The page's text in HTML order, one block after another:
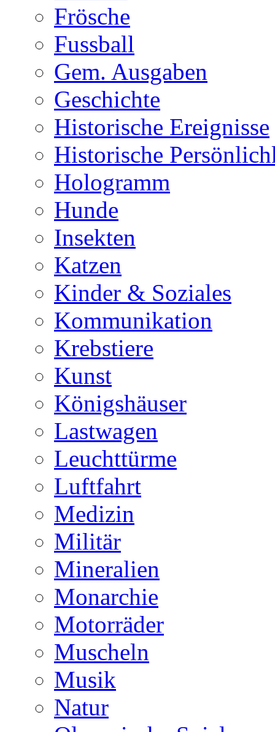
Frösche
Fussball
Gem. Ausgaben
Geschichte
Historische Ereignisse
Historische
Hologramm
Hunde
Insekten
Katzen
Kinder & Soziales
Kommunikation
Krebstiere
Kunst
Königshäuser
Lastwagen
Leuchttürme
Luftfahrt
Medizin
Militär
Mineralien
Monarchie
Motorräder
Muscheln
Musik
Natur